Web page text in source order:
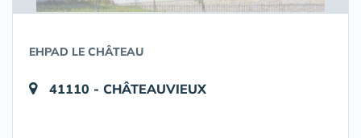
EHPAD LE CHÂTEAU
41110 - CHÂTEAUVIEUX